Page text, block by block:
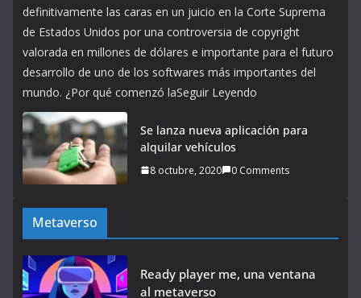
definitivamente las caras en un juicio en la Corte Suprema
de Estados Unidos por una controversia de copyright
valorada en millones de dólares e importante para el futuro
desarrollo de uno de los softwares más importantes del
mundo. ¿Por qué comenzó laSeguir Leyendo
Se lanza nueva aplicación para
alquilar vehículos
8 octubre, 2020 0 Comments
Metaverso
Ready player me, una ventana
al metaverso